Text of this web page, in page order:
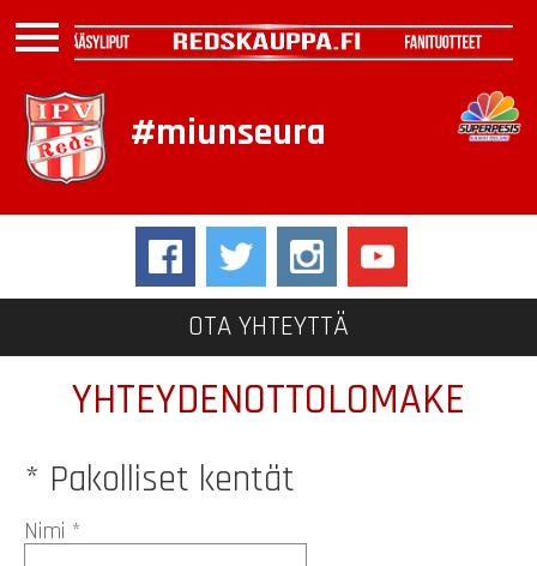
menu
#miunseura
OTA YHTEYTTÄ
YHTEYDENOTTOLOMAKE
* Pakolliset kentät
Nimi *